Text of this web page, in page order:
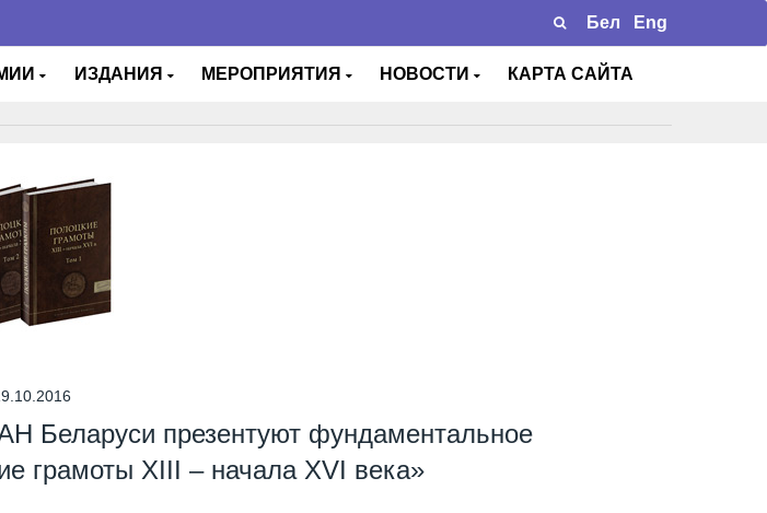
Бел Eng
ИЗДАНИЯ МЕРОПРИЯТИЯ НОВОСТИ КАРТА САЙТА
Беларуси презентуют фундаментальное
грамоты XIII – начала XVI века»